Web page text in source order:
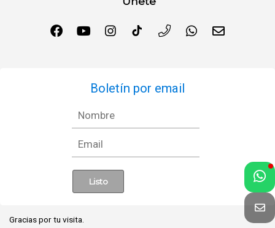
Boletín por email
Gracias por tu visita.